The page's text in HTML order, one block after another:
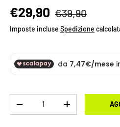
€29,90 €39,90
Imposte incluse Spedizione
-
+